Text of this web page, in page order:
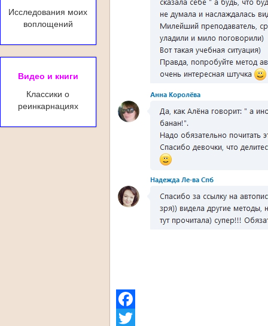
Исследования моих
воплощений
Видео и книги
Классики о
реинкарнациях
Facebook